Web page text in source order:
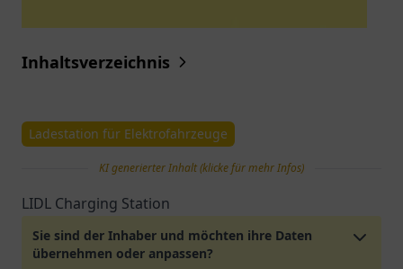
Inhaltsverzeichnis
Ladestation für Elektrofahrzeuge
KI generierter Inhalt (klicke für mehr Infos)
LIDL Charging Station
Sie sind der Inhaber und möchten ihre Daten
übernehmen oder anpassen?